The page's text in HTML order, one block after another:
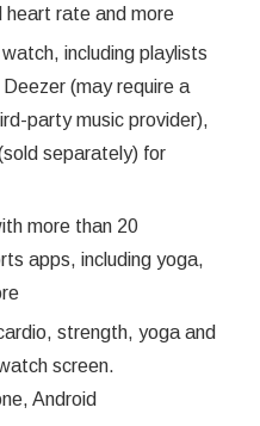
rate and more
including playlists
(may require a
party music provider),
separately) for
more than 20
apps, including yoga,
strength, yoga and
screen.
Android